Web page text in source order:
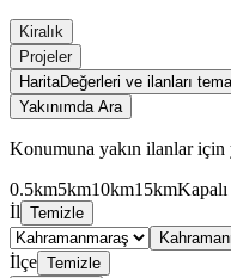
Kiralık
Projeler
HaritaDeğerleri ve ilanları
Yakınımda Ara
Konumuna yakın ilanlar için
0.5km5km10km15kmKapalı
İl Temizle
İlçe Temizle